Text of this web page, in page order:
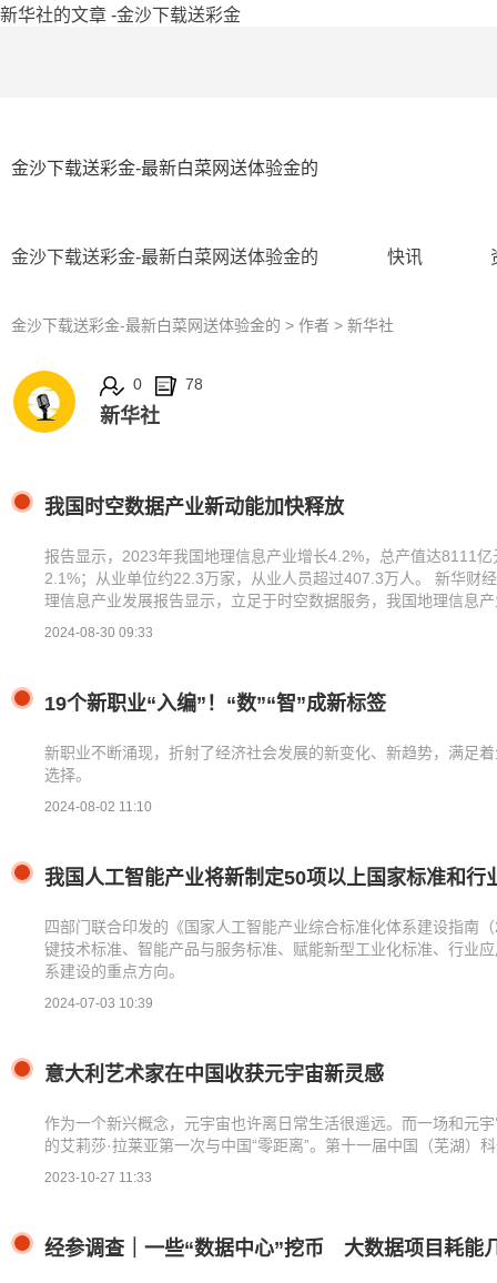
新华社的文章 -金沙下载送彩金
金沙下载送彩金-最新白菜网送体验金的
金沙下载送彩金-最新白菜网送体验金的 快讯
金沙下载送彩金-最新白菜网送体验金的 > 作者 > 新华社
0 78
新华社
我国时空数据产业新动能加快释放
报告显示，2023年我国地理信息产业增长4.2%，总产值达8111
2.1%；从业单位约22.3万家，从业人员超过407.3万人。 新华财
理信息产业发展报告显示，立足于时空数据服务，我国地理信息
2024-08-30 09:33
19个新职业“入编”！“数”“智”成新标签
新职业不断涌现，折射了经济社会发展的新变化、新趋势，满足
选择。
2024-08-02 11:10
我国人工智能产业将新制定50项以上国家标准和行
四部门联合印发的《国家人工智能产业综合标准化体系建设指南
键技术标准、智能产品与服务标准、赋能新型工业化标准、行业
系建设的重点方向。
2024-07-03 10:39
意大利艺术家在中国收获元宇宙新灵感
作为一个新兴概念，元宇宙也许离日常生活很遥远。而一场和元
的艾莉莎·拉莱亚第一次与中国“零距离”。第十一届中国（芜湖）
2023-10-27 11:33
经参调查｜一些“数据中心”挖币 大数据项目耗能